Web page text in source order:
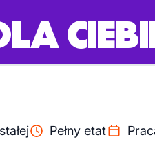
Pełny etat